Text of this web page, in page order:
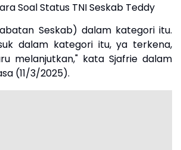
Soal Status TNI Seskab Teddy
Seskab) dalam kategori itu.
dalam kategori itu, ya terkena,
melanjutkan," kata Sjafrie dalam
(11/3/2025).